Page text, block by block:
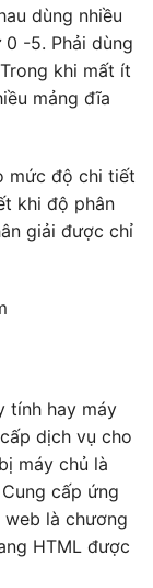
dùng nhiều
-5. Phải dùng
khi mất ít
mảng đĩa
mức độ chi tiết
khi độ phân
giải được chỉ
tính hay máy
dịch vụ cho
máy chủ là
cấp ứng
web là chương
HTML được